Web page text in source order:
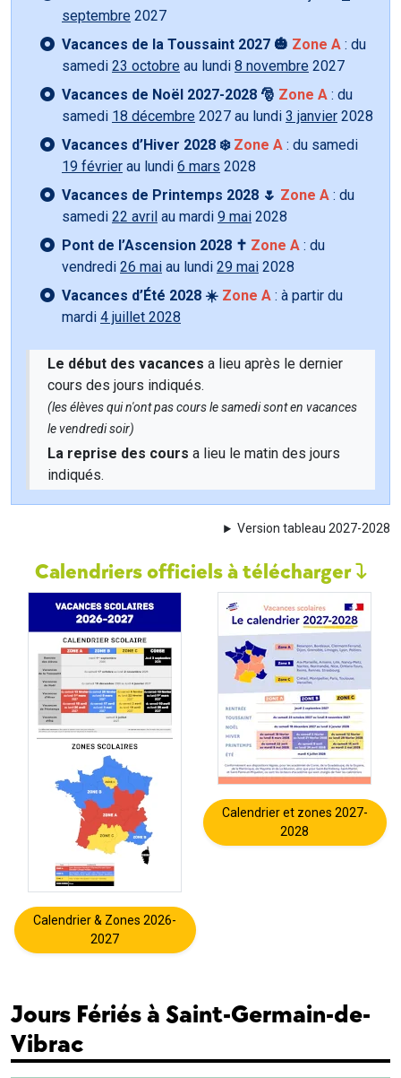
septembre 2027
Vacances de la Toussaint 2027 🎃 Zone A : du
samedi 23 octobre au lundi 8 novembre 2027
Vacances de Noël 2027-2028 🎅 Zone A : du
samedi 18 décembre 2027 au lundi 3 janvier 2028
Vacances d’Hiver 2028 ❄️ Zone A : du samedi
19 février au lundi 6 mars 2028
Vacances de Printemps 2028 🌷 Zone A : du
samedi 22 avril au mardi 9 mai 2028
Pont de l’Ascension 2028 ✝️ Zone A : du
vendredi 26 mai au lundi 29 mai 2028
Vacances d’Été 2028 ☀️ Zone A : à partir du
mardi 4 juillet 2028
Le début des vacances a lieu après le dernier
cours des jours indiqués.
(les élèves qui n'ont pas cours le samedi sont en vacances
le vendredi soir)
La reprise des cours a lieu le matin des jours
indiqués.
Version tableau 2027-2028
Calendriers officiels à télécharger
Calendrier & Zones 2026-
2027
Calendrier et zones 2027-
2028
Jours Fériés à Saint-Germain-de-
Vibrac